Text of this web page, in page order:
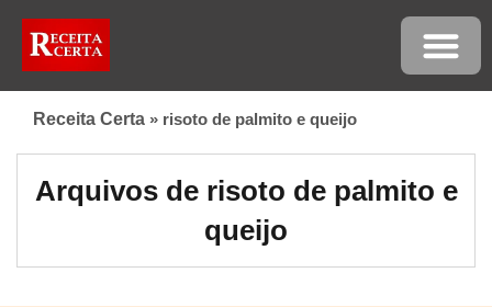
Receita Certa » risoto de palmito e queijo
Arquivos de risoto de palmito e
queijo